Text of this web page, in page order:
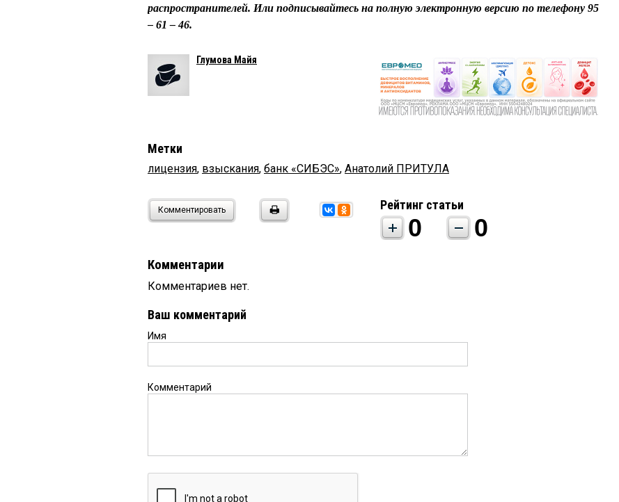
распространителей. Или подписывайтесь на полную электронную версию по телефону 95
– 61 – 46.
Глумова Майя
Метки
лицензия, взыскания, банк «СИБЭС», Анатолий ПРИТУЛА
Комментировать Рейтинг статьи
0 0
Комментарии
Комментариев нет.
Ваш комментарий
Имя
Комментарий